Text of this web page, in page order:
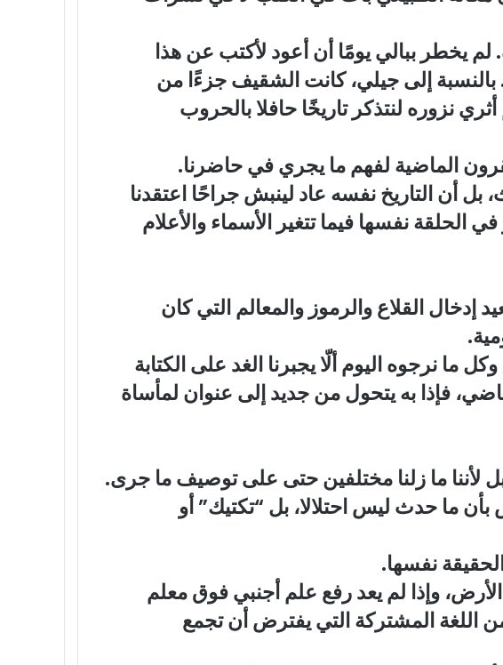
يخطر ببالي يومًا أن أعود لأكتب عن هذا
إلى جيلي، كانت الشقيف جزءًا من
نزوره لنتذكر تاريخًا حافلا بالحروب
الماضية لفهم ما يجري في حاضرنا.
أن التاريخ نفسه عاد لينبش جراحًا اعتقدنا
الحلقة نفسها فيما تتغير الأسماء والأعلام
إدخال القلاع والرموز والمعالم التي كان
ما نرجوه اليوم ألّا يجبرنا الغد على الكتابة
فإذا به يتحول من جديد إلى عنوان لمأساة
لأننا ما زلنا مختلفين حتى على توصيف ما جرى.
ما حدث ليس احتلالا، بل “تكتيك” أو
نفسها.
وإذا لم يعد رفع علم أجنبي فوق معلم
اللغة المشتركة التي يفترض أن تجمع